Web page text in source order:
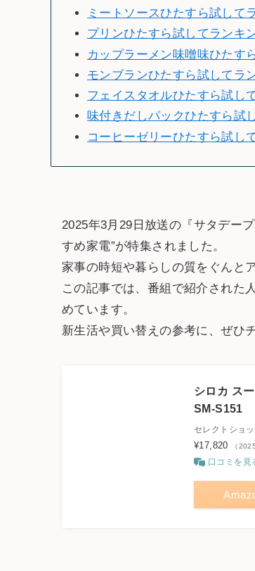
ミートソースひたすら試して
プリンひたすら試してランキ
カップラーメン味噌味ひたす
モンブランひたすら試してラ
フェイスタオルひたすら試し
味付きだしパックひたすら試
コーヒーゼリーひたすら試し
2025年3月29日放送の『サタデー
すめ家電”が特集されました。
家事の時短や暮らしの質をぐんと
この記事では、番組で紹介された
めています。
新生活や買い替えの参考に、ぜひ
シロカ ス
SM-S151
セレクトショ
¥17,820 （
口コミを見